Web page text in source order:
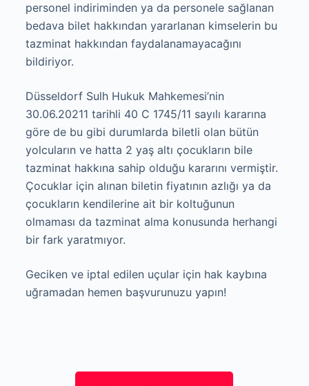
personel indiriminden ya da personele sağlanan
bedava bilet hakkından yararlanan kimselerin bu
tazminat hakkından faydalanamayacağını
bildiriyor.
Düsseldorf Sulh Hukuk Mahkemesi’nin
30.06.20211 tarihli 40 C 1745/11 sayılı kararına
göre de bu gibi durumlarda biletli olan bütün
yolcuların ve hatta 2 yaş altı çocukların bile
tazminat hakkına sahip olduğu kararını vermiştir.
Çocuklar için alınan biletin fiyatının azlığı ya da
çocukların kendilerine ait bir koltuğunun
olmaması da tazminat alma konusunda herhangi
bir fark yaratmıyor.
Geciken ve iptal edilen uçular için hak kaybına
uğramadan hemen başvurunuzu yapın!